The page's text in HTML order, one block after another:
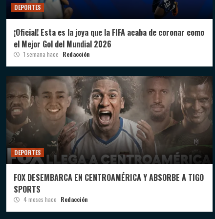
DEPORTES
¡Oficial! Esta es la joya que la FIFA acaba de coronar como
el Mejor Gol del Mundial 2026
1 semana hace Redacción
DEPORTES
FOX DESEMBARCA EN CENTROAMÉRICA Y ABSORBE A TIGO
SPORTS
4 meses hace Redacción